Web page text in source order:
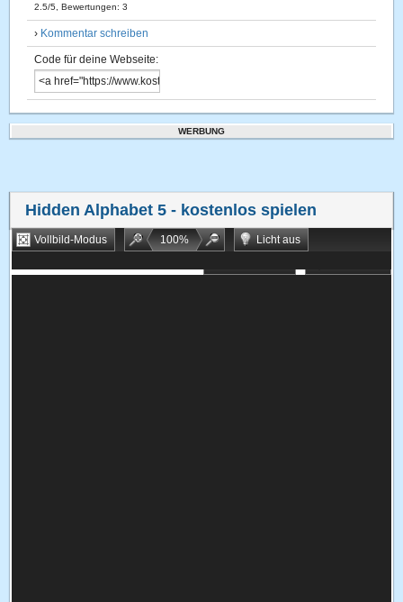
2.5/5 , Bewertungen:3
› Kommentar schreiben
Code für deine Webseite:
WERBUNG
Hidden Alphabet 5 - kostenlos spielen
Vollbild-Modus 100%
Licht aus